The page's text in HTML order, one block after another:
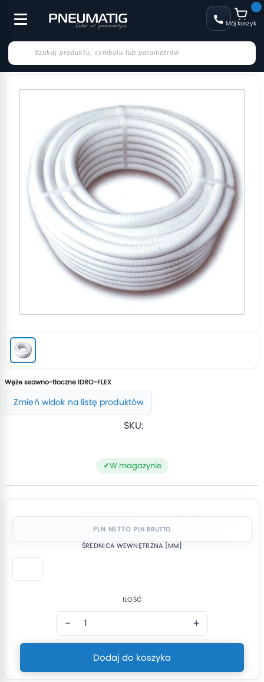
Mój koszyk
Węże ssawno-tłoczne IDRO-FLEX
Zmień widok na listę produktów
SKU:
W magazynie
PLN NETTO
ŚREDNICA WEWNĘTRZNA [MM]
ILOŚĆ
− +
Dodaj do koszyka